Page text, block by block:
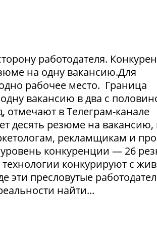
работодателя.
на одну вакансию.Для
рабочее место. Граница
вакансию в два с
отмечают в Телеграм-канале
десять резюме на вакансию,
рекламщикам и
конкуренции — 26
конкурируют с
эти пресловутые
найти...